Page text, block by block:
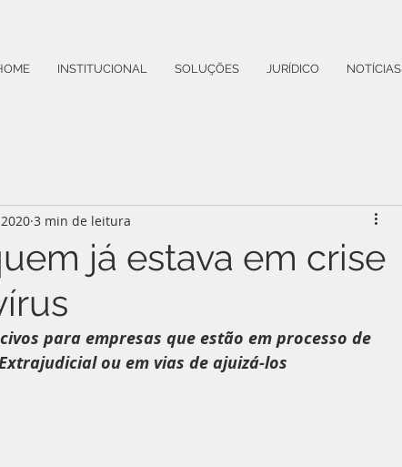
INSTITUCIONAL SOLUÇÕES JURÍDICO NOTÍCIAS
já estava em crise
3 min de leitura
para empresas que estão em processo de
ou em vias de ajuizá-los